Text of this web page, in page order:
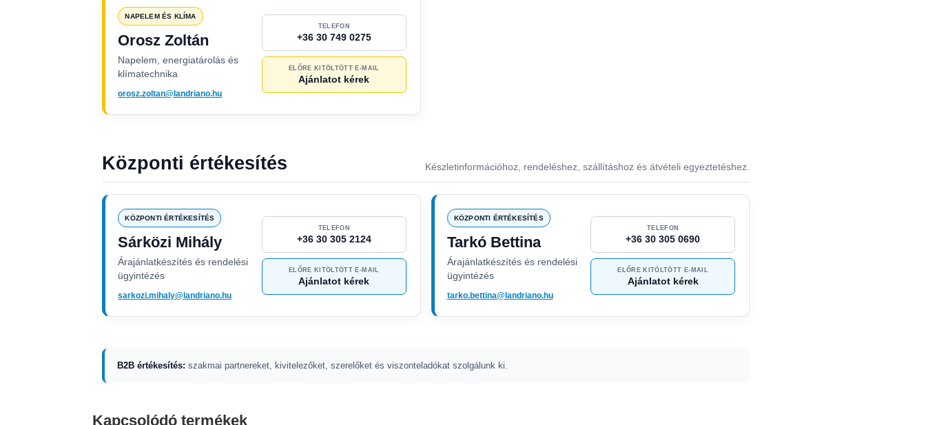
NAPELEM ÉS KLÍMA
Orosz Zoltán
Napelem, energiatárolás és
klímatechnika
orosz.zoltan@landriano.hu
TELEFON
+36 30 749 0275
ELŐRE KITÖLTÖTT E-MAIL
Ajánlatot kérek
Központi értékesítés Készletinformációhoz, rendeléshez, szállításhoz és átvételi egyeztetéshez.
KÖZPONTI ÉRTÉKESÍTÉS
Sárközi Mihály
Árajánlatkészítés és rendelési
ügyintézés
sarkozi.mihaly@landriano.hu
TELEFON
+36 30 305 2124
ELŐRE KITÖLTÖTT E-MAIL
Ajánlatot kérek
KÖZPONTI ÉRTÉKESÍTÉS
Tarkó Bettina
Árajánlatkészítés és rendelési
ügyintézés
tarko.bettina@landriano.hu
TELEFON
+36 30 305 0690
ELŐRE KITÖLTÖTT E-MAIL
Ajánlatot kérek
B2B értékesítés: szakmai partnereket, kivitelezőket, szerelőket és viszonteladókat szolgálunk ki.
Kapcsolódó termékek